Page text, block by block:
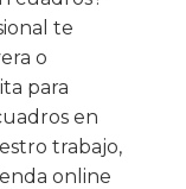
te
o
para
en
trabajo,
online